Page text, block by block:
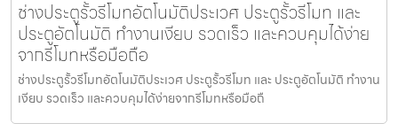
ช่างประตูรั้วรีโมทอัตโนมัติประเวศ ประตูรั้วรีโมท และ
ประตูอัตโนมัติ ทำงานเงียบ รวดเร็ว และควบคุมได้ง่าย
จากรีโมทหรือมือถือ
ช่างประตูรั้วรีโมทอัตโนมัติประเวศ ประตูรั้วรีโมท และ ประตูอัตโนมัติ ทำงาน
เงียบ รวดเร็ว และควบคุมได้ง่ายจากรีโมทหรือมือถื